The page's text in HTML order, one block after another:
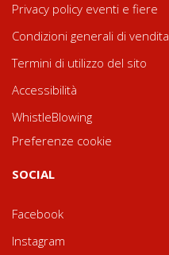
Privacy policy eventi e fiere
Condizioni generali di vendita
Termini di utilizzo del sito
Accessibilità
WhistleBlowing
Preferenze cookie
SOCIAL
Facebook
Instagram